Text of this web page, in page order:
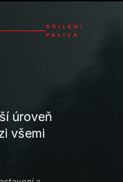
SDÍLENÍ
PALIVA
úroveň
všemi